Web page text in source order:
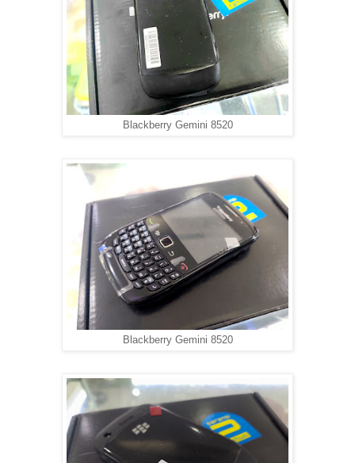
Blackberry Gemini 8520
Blackberry Gemini 8520